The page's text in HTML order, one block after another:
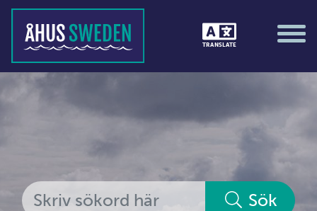
TRANSLATE
Tävlingar &amp; matcher
Alla medlemmar
Sök